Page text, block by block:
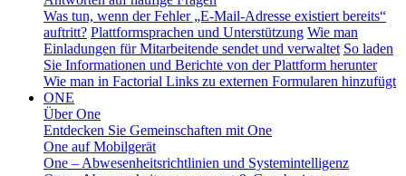
Was tun, wenn der Fehler „E-Mail-Adresse existiert bereits“
auftritt? Plattformsprachen und Unterstützung Wie man
Einladungen für Mitarbeitende sendet und verwaltet So laden
Sie Informationen und Berichte von der Plattform herunter
Wie man in Factorial Links zu externen Formularen hinzufügt
ONE
Über One
Entdecken Sie Gemeinschaften mit One
One auf Mobilgerät
One – Abwesenheitsrichtlinien und Systemintelligenz